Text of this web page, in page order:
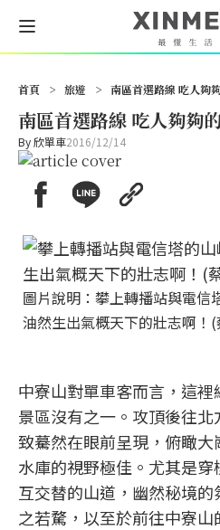
首頁 > 旅遊 > 南區首選路線 吃人夠
南區首選路線 吃人夠夠
By欣單車2016/12/14
圖片說明：攀上轉播站與電信
油然生出氣概天下的壯志啊！
中寮山對單車客而言，這
景區沒有之一。攻頂後往
致驀然在眼前呈現，俯瞰
水庫的視野極佳。尤其是
互交替的山道，幽然秘境
之若騖，以至於前往中寮